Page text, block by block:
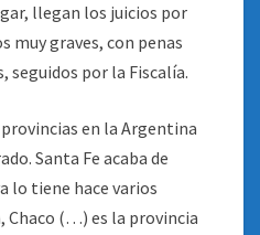
llegan los juicios por
muy graves, con penas
seguidos por la Fiscalía.
en la Argentina
Santa Fe acaba de
lo tiene hace varios
Chaco (…) es la provincia